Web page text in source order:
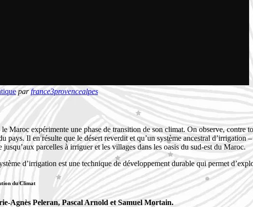
parfrance3provencealpes
Maroc expérimente une phase de transition de son climat. On observe, contre
pays. Il en résulte que le désert reverdit et qu’un système ancestral d’irrigation
parcelles à irriguer et les villages dans les oasis du sud-est du Maroc.
d’irrigation est une technique de développement durable qui permet
du Climat
Agnès Peleran, Pascal Arnold et Samuel Mortain.